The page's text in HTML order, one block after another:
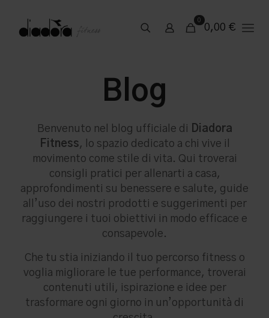
0
0,00 €
Blog
Benvenuto nel blog ufficiale di Diadora
Fitness, lo spazio dedicato a chi vive il
movimento come stile di vita. Qui troverai
consigli pratici per allenarti a casa,
approfondimenti su benessere e salute, guide
all’uso dei nostri prodotti e suggerimenti per
raggiungere i tuoi obiettivi in modo efficace e
consapevole.
Che tu stia iniziando il tuo percorso fitness o
voglia migliorare le tue performance, troverai
contenuti utili, ispirazione e idee per
trasformare ogni giorno in un’opportunità di